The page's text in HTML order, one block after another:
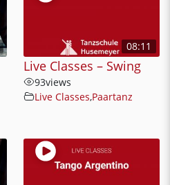
08:11
Live Classes – Swing
93views
Live Classes,Paartanz